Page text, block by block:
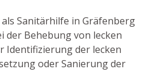
Sanitärhilfe in Gräfenberg
der Behebung von lecken
Identifizierung der lecken
oder Sanierung der